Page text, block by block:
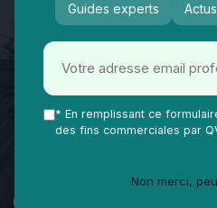
QVT Market Enjeux dans la QVT
Comprendre le
RTT : enjeux et
pratiques pour
Guides experts
* En remplissant ce
des fins commerciales par
Non merci,